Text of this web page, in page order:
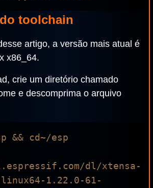
toolchain
artigo, a versão mais atual é
x86_64.
crie um diretório chamado
e descomprima o arquivo
&& cd~/esp
dl/xtensa-
1.22.0-61-